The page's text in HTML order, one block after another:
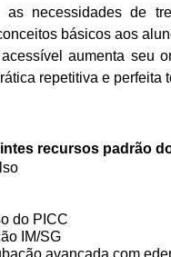
as necessidades de
básicos aos
aumenta seu
repetitiva e perfeita
recursos padrão
do PICC
IM/SG